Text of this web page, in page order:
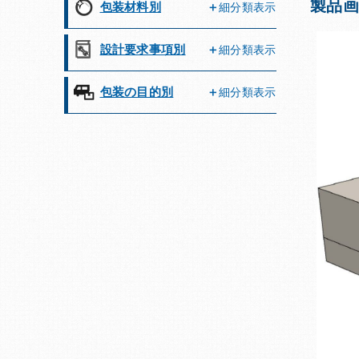
製品
包装材料別 細分類表示
設計要求事項別 細分類表示
包装の目的別 細分類表示